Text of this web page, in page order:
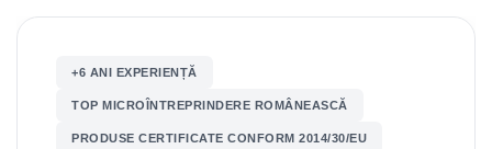
Kia
Chevrolet+6 ANI EXPERIENȚĂ
TOP MICROÎNTREPRINDERE ROMÂNEASCĂ
PRODUSE CERTIFICATE CONFORM 2014/30/EU